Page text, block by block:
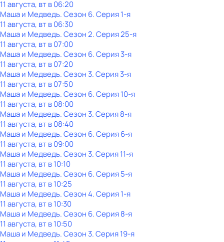
11 августа, вт в 06:20
Маша и Медведь. Сезон 6. Серия 1-я
11 августа, вт в 06:30
Маша и Медведь. Сезон 2. Серия 25-я
11 августа, вт в 07:00
Маша и Медведь. Сезон 6. Серия 3-я
11 августа, вт в 07:20
Маша и Медведь. Сезон 3. Серия 3-я
11 августа, вт в 07:50
Маша и Медведь. Сезон 6. Серия 10-я
11 августа, вт в 08:00
Маша и Медведь. Сезон 3. Серия 8-я
11 августа, вт в 08:40
Маша и Медведь. Сезон 6. Серия 6-я
11 августа, вт в 09:00
Маша и Медведь. Сезон 3. Серия 11-я
11 августа, вт в 10:10
Маша и Медведь. Сезон 6. Серия 5-я
11 августа, вт в 10:25
Маша и Медведь. Сезон 4. Серия 1-я
11 августа, вт в 10:30
Маша и Медведь. Сезон 6. Серия 8-я
11 августа, вт в 10:50
Маша и Медведь. Сезон 3. Серия 19-я